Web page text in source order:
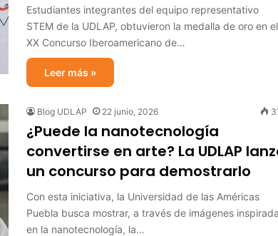
Estudiantes integrantes del equipo representativo
STEM de la UDLAP, obtuvieron la medalla de oro en el
XX Concurso Iberoamericano de…
Leer más »
Blog UDLAP 22 junio, 2026
¿Puede la nanotecnología
convertirse en arte? La UDLAP
un concurso para demostrarlo
Con esta iniciativa, la Universidad de las Américas
Puebla busca mostrar, a través de imágenes
en la nanotecnología, la…